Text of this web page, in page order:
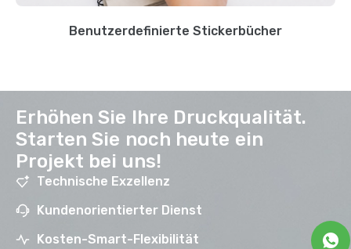
Benutzerdefinierte Stickerbücher
Erhöhen Sie Ihre Druckqualität.
Starten Sie noch heute ein
Projekt bei uns!
Technische Exzellenz
Kundenorientierter Dienst
Kosten-Smart-Flexibilität